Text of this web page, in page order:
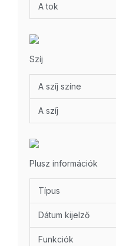
A tok
Szíj
A szíj színe
A szíj
Plusz információk
Típus
Dátum kijelző
Funkciók